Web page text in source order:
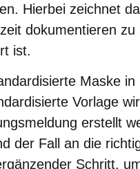
Hierbei zeichnet
dokumentieren
ist.
Maske
Vorlage
erstellt
der Fall an die
Schritt,